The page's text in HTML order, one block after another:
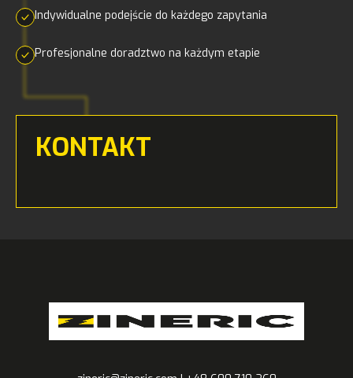
Indywidualne podejście do każdego zapytania
Profesjonalne doradztwo na każdym etapie
KONTAKT